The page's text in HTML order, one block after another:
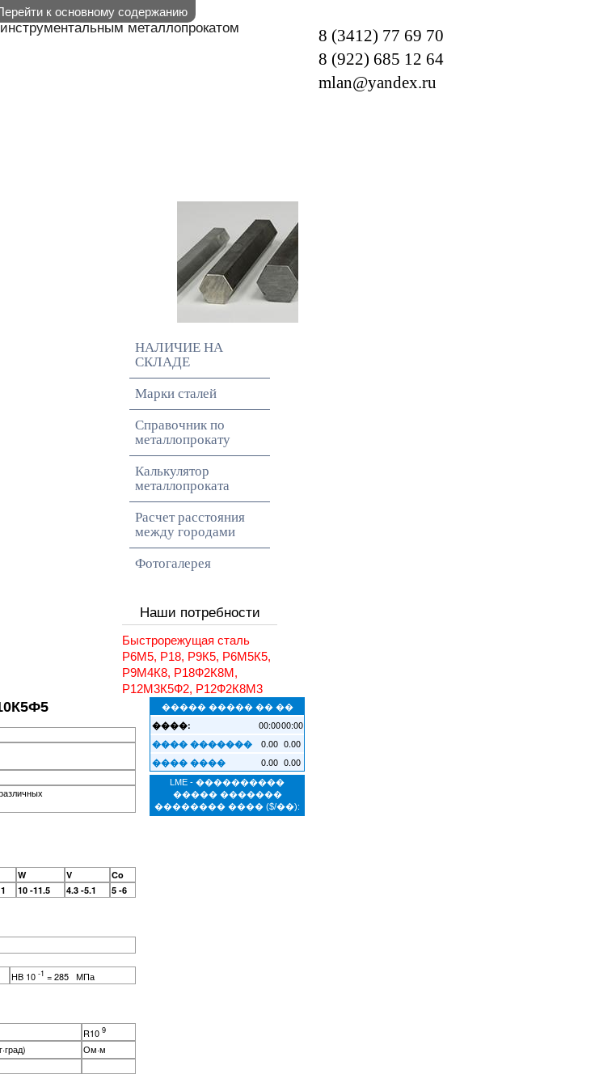
к основному содержанию
металлопрокатом
8 (3412) 77 69 70
8 (922) 685 12 64
mlan@yandex.ru
НАЛИЧИЕ НА
СКЛАДЕ
Марки сталей
Справочник по
металлопрокату
Калькулятор
металлопроката
Расчет расстояния
между городами
Фотогалерея
Наши потребности
Быстрорежущая сталь
Р6М5, Р18, Р9К5, Р6М5К5,
Р9М4К8, Р18Ф2К8М,
Р12М3К5Ф2, Р12Ф2К8М3
W V
Co
10 -11.5 4.3 -5.1 5 -6
HB 10 -1 = 285 МПа
R10 9
Ом·м
����� ����� �� ��
����: 00:0000:00
���� ������� 0.00 0.00
���� ���� 0.00 0.00
LME - ����������
����� �������
�������� ���� ($/��):